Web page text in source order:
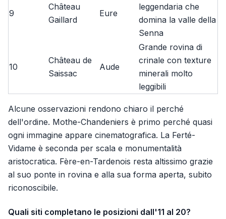
9
Château
Gaillard
Eure
leggendaria che
domina la valle della
Senna
10
Château de
Saissac
Aude
Grande rovina di
crinale con texture
minerali molto
leggibili
Alcune osservazioni rendono chiaro il perché
dell'ordine. Mothe-Chandeniers è primo perché quasi
ogni immagine appare cinematografica. La Ferté-
Vidame è seconda per scala e monumentalità
aristocratica. Fère-en-Tardenois resta altissimo grazie
al suo ponte in rovina e alla sua forma aperta, subito
riconoscibile.
Quali siti completano le posizioni dall'11 al 20?